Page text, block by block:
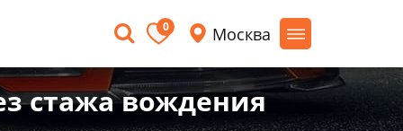
0 Москва
стажа вождения